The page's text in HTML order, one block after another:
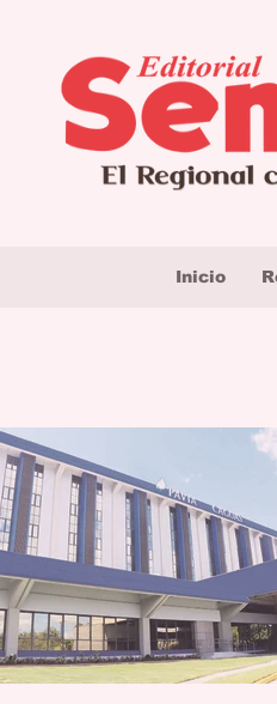
Inicio